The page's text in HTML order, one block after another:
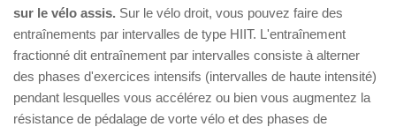
sur le vélo assis. Sur le vélo droit, vous pouvez faire des
entraînements par intervalles de type HIIT. L'entraînement
fractionné dit entraînement par intervalles consiste à alterner
des phases d'exercices intensifs (intervalles de haute intensité)
pendant lesquelles vous accélérez ou bien vous augmentez la
résistance de pédalage de vorte vélo et des phases de